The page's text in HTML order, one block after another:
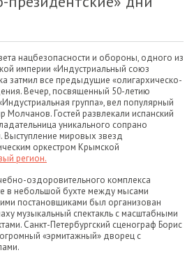
нацбезопасности и обороны, одного из
империи «Индустриальный союз
затмил все предыдущие «олигархическо-
Вечер, посвященный 50-летию
группа», вел популярный
Гостей развлекали испанский
уникального сопрано
Выступление мировых звезд
оркестром Крымской
регион.
оздоровительного комплекса
в небольшой бухте между мысами
постановщиками был организован
музыкальный спектакль с масштабными
Санкт-Петербургский сценограф Борис
«эрмитажный» дворец с